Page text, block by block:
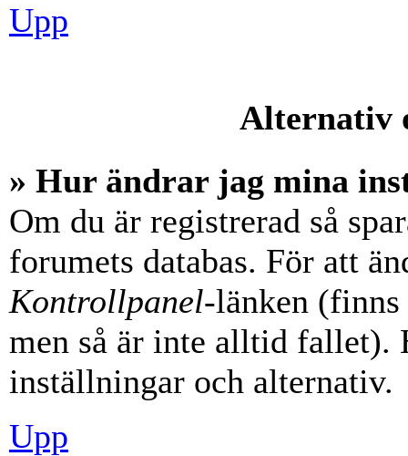
Upp
Alternativ
» Hur ändrar jag mina
Om du är registrerad så
forumets databas. För att
Kontrollpanel-länken
men så är inte alltid fallet).
inställningar och alternativ.
Upp